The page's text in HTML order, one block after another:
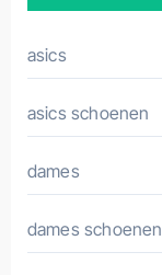
asics
asics schoenen
dames
dames schoenen